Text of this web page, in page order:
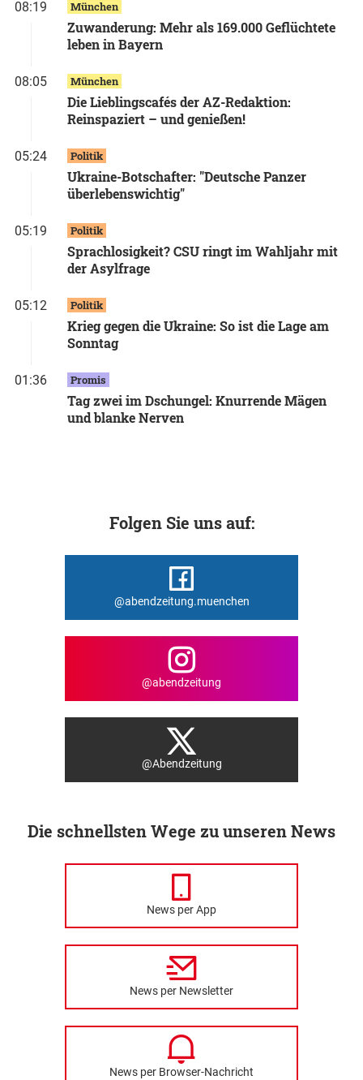
08:19 München
Zuwanderung: Mehr als 169.000 Geflüchtete
leben in Bayern
08:05 München
Die Lieblingscafés der AZ-Redaktion:
Reinspaziert – und genießen!
05:24 Politik
Ukraine-Botschafter: "Deutsche Panzer
überlebenswichtig"
05:19 Politik
Sprachlosigkeit? CSU ringt im Wahljahr mit
der Asylfrage
05:12 Politik
Krieg gegen die Ukraine: So ist die Lage am
Sonntag
01:36 Promis
Tag zwei im Dschungel: Knurrende Mägen
und blanke Nerven
Folgen Sie uns auf:
@abendzeitung.muenchen
@abendzeitung
@Abendzeitung
Die schnellsten Wege zu unseren News
News per App
News per Newsletter
News per Browser-Nachricht